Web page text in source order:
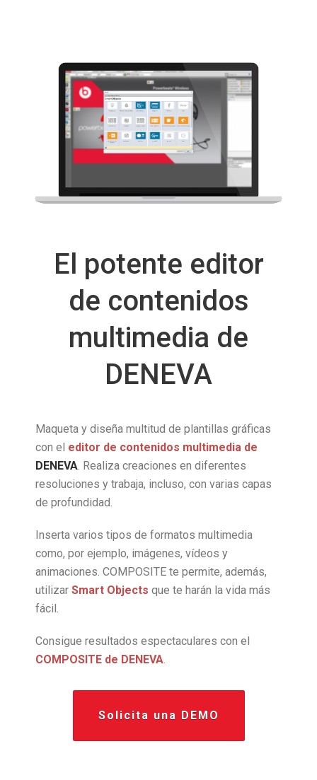
El potente editor
de contenidos
multimedia de
DENEVA
Maqueta y diseña multitud de plantillas gráficas
con el editor de contenidos multimedia de
DENEVA. Realiza creaciones en diferentes
resoluciones y trabaja, incluso, con varias capas
de profundidad.
Inserta varios tipos de formatos multimedia
como, por ejemplo, imágenes, vídeos y
animaciones. COMPOSITE te permite, además,
utilizar Smart Objects que te harán la vida más
fácil.
Consigue resultados espectaculares con el
COMPOSITE de DENEVA.
Solicita una DEMO